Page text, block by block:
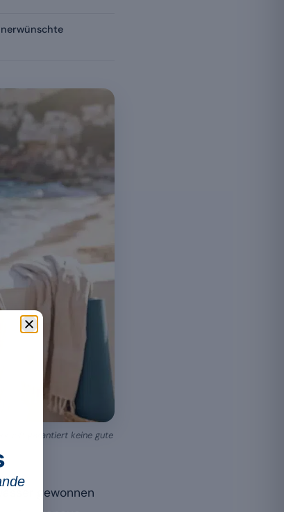
garantiert keine gute
gewonnen